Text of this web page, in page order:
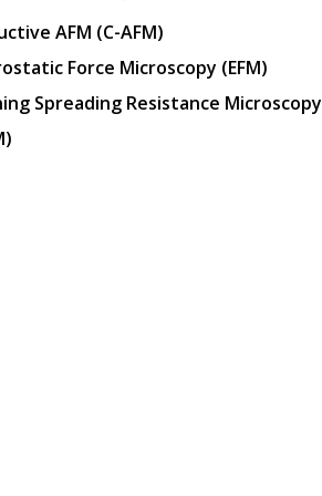
AFM (C-AFM)
Force Microscopy (EFM)
Spreading Resistance Microscopy